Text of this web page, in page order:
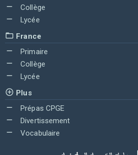
Collège
Lycée
France
Primaire
Collège
Lycée
Plus
Prépas CPGE
Divertissement
Vocabulaire